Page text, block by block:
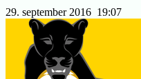
29. september 2016 19:07